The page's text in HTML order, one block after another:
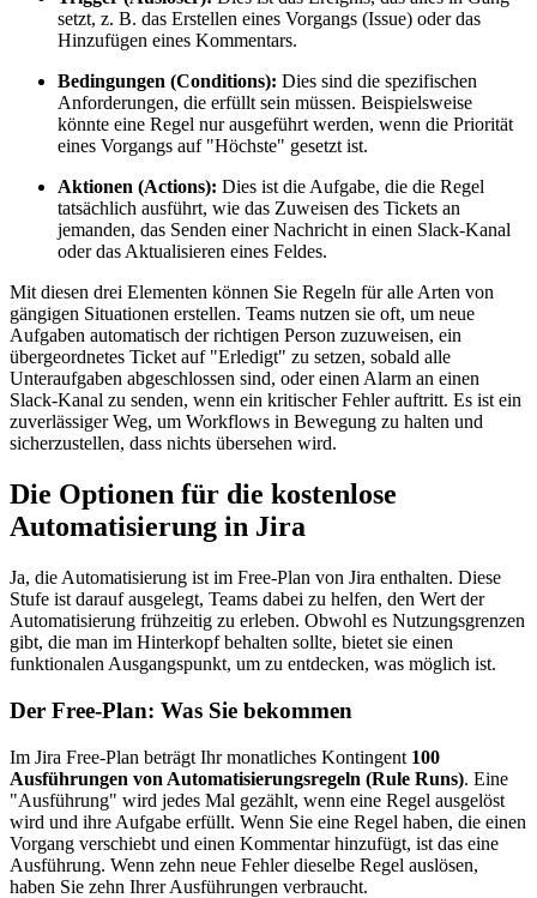
setzt, z. B. das Erstellen eines Vorgangs (Issue) oder das
Hinzufügen eines Kommentars.
Bedingungen (Conditions): Dies sind die spezifischen
Anforderungen, die erfüllt sein müssen. Beispielsweise
könnte eine Regel nur ausgeführt werden, wenn die Priorität
eines Vorgangs auf "Höchste" gesetzt ist.
Aktionen (Actions): Dies ist die Aufgabe, die die Regel
tatsächlich ausführt, wie das Zuweisen des Tickets an
jemanden, das Senden einer Nachricht in einen Slack-Kanal
oder das Aktualisieren eines Feldes.
Mit diesen drei Elementen können Sie Regeln für alle Arten von
gängigen Situationen erstellen. Teams nutzen sie oft, um neue
Aufgaben automatisch der richtigen Person zuzuweisen, ein
übergeordnetes Ticket auf "Erledigt" zu setzen, sobald alle
Unteraufgaben abgeschlossen sind, oder einen Alarm an einen
Slack-Kanal zu senden, wenn ein kritischer Fehler auftritt. Es ist ein
zuverlässiger Weg, um Workflows in Bewegung zu halten und
sicherzustellen, dass nichts übersehen wird.
Die Optionen für die kostenlose
Automatisierung in Jira
Ja, die Automatisierung ist im Free-Plan von Jira enthalten. Diese
Stufe ist darauf ausgelegt, Teams dabei zu helfen, den Wert der
Automatisierung frühzeitig zu erleben. Obwohl es Nutzungsgrenzen
gibt, die man im Hinterkopf behalten sollte, bietet sie einen
funktionalen Ausgangspunkt, um zu entdecken, was möglich ist.
Der Free-Plan: Was Sie bekommen
Im Jira Free-Plan beträgt Ihr monatliches Kontingent 100
Ausführungen von Automatisierungsregeln (Rule Runs). Eine
"Ausführung" wird jedes Mal gezählt, wenn eine Regel ausgelöst
wird und ihre Aufgabe erfüllt. Wenn Sie eine Regel haben, die einen
Vorgang verschiebt und einen Kommentar hinzufügt, ist das eine
Ausführung. Wenn zehn neue Fehler dieselbe Regel auslösen,
haben Sie zehn Ihrer Ausführungen verbraucht.